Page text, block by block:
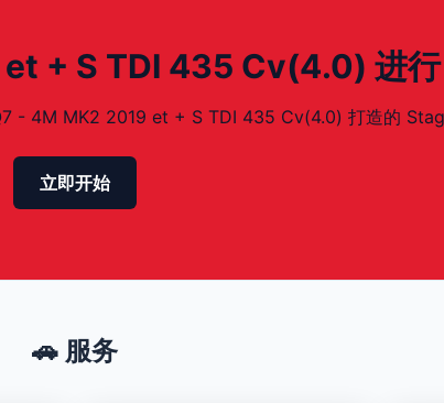
+ S TDI 435 Cv(4.0) 进行
- 4M MK2 2019 et + S TDI 435 Cv(4.0) 打造的
立即开始
🚗 服务